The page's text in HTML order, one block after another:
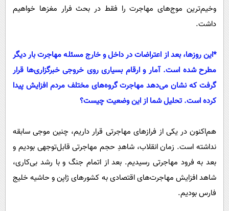
وخیم‌ترین موج‌های مهاجرت را فقط در بحث فرار مغز‌ها خواهیم
داشت.
‌*این روزها، بعد از اعتراضات در داخل و خارج مسئله مهاجرت بار دیگر
مطرح شده است. آمار و ارقام بسیاری روی خروجی خبرگزاری‌ها قرار
گرفت که نشان می‌دهد مهاجرت گرو‌ه‌های مختلف مردم افزایش پیدا
کرده است. تحلیل شما از این وضعیت چیست؟
هم‌اکنون در یکی از فراز‌های مهاجرتی قرار داریم، چنین موجی سابقه
نداشته است. زمان انقلاب، شاهدِ حجم مهاجرتی قابل‌توجهی بودیم و
بعد به فرود مهاجرتی رسیدیم. بعد از اتمام جنگ و با رشد بی‌کاری،
شاهد افزایش مهاجرت‌های اقتصادی به کشور‌های ژاپن و حاشیه خلیج
فارس بودیم.